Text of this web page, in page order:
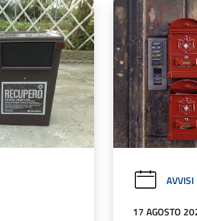
AVVISI
17 AGOSTO